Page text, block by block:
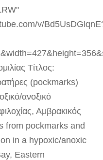
v/
Τίτλος:
(pockmarks)
ανοξικό
Αμβρακικός
from pockmarks and
in a hypoxic/anoxic
Eastern